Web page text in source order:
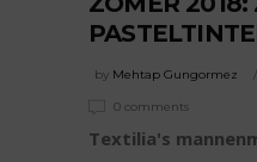
by Mehtap Gungormez
0 comments
Textilia's